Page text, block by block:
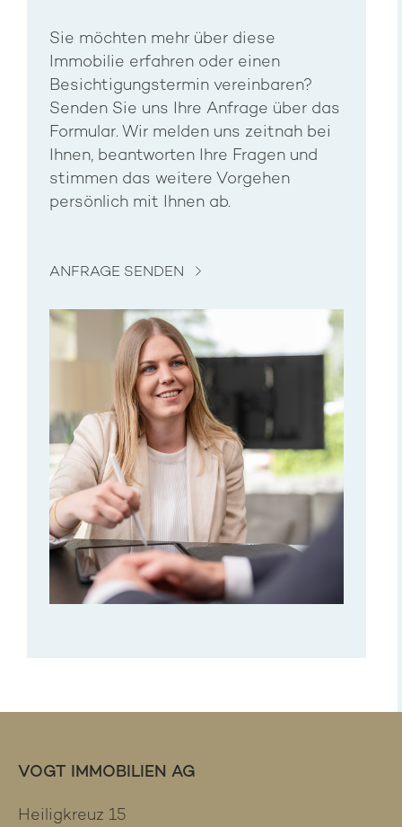
Sie möchten mehr über diese
Immobilie erfahren oder einen
Besichtigungstermin vereinbaren?
Senden Sie uns Ihre Anfrage über das
Formular. Wir melden uns zeitnah bei
Ihnen, beantworten Ihre Fragen und
stimmen das weitere Vorgehen
persönlich mit Ihnen ab.
ANFRAGE SENDEN
VOGT IMMOBILIEN AG
Heiligkreuz 15